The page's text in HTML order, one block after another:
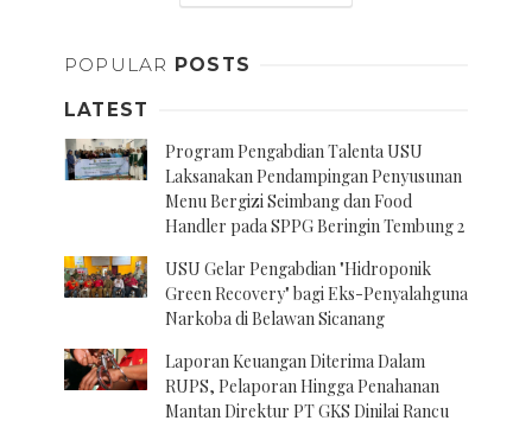
POPULAR POSTS
LATEST
Program Pengabdian Talenta USU
Laksanakan Pendampingan Penyusunan
Menu Bergizi Seimbang dan Food
Handler pada SPPG Beringin Tembung 2
USU Gelar Pengabdian "Hidroponik
Green Recovery" bagi Eks-Penyalahguna
Narkoba di Belawan Sicanang
Laporan Keuangan Diterima Dalam
RUPS, Pelaporan Hingga Penahanan
Mantan Direktur PT GKS Dinilai Rancu